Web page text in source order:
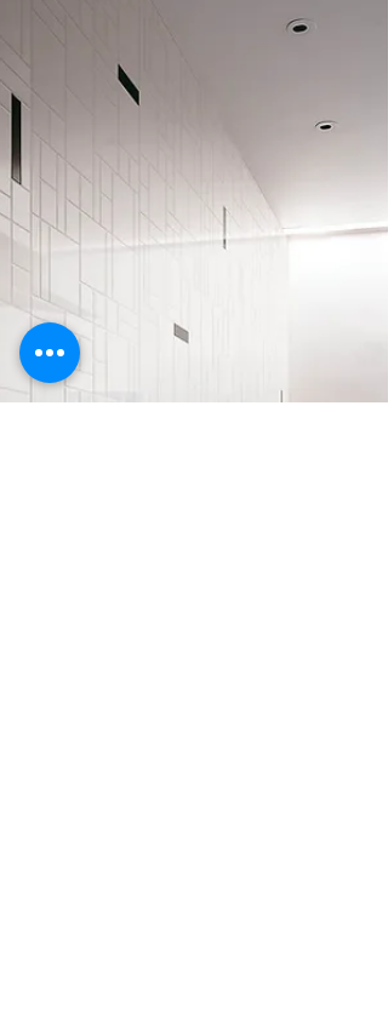
הברווז שהוליד צבע
אריחים בצבע TEAL רוחמה שרון אריחים בצבעים
בלתי רגילים